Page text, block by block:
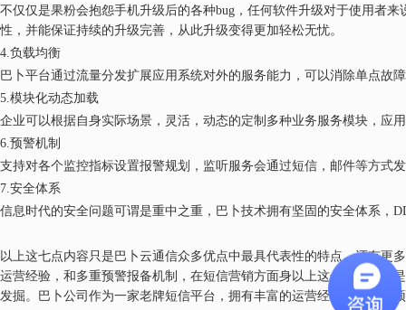
不仅仅是果粉会抱怨手机升级后的各种bug，任何软件升级对于使用者
性，并能保证持续的升级完善，从此升级变得更加轻松无忧。
4.负载均衡
巴卜平台通过流量分发扩展应用系统对外的服务能力，可以消除单点故
5.模块化动态加载
企业可以根据自身实际场景，灵活，动态的定制多种业务服务模块，应
6.预警机制
支持对各个监控指标设置报警规划，监听服务会通过短信，邮件等方式
7.安全体系
信息时代的安全问题可谓是重中之重，巴卜技术拥有坚固的安全体系，
以上这七点内容只是巴卜云通信众多优点中最具代表性的特点，还有更
运营经验，和多重预警报备机制，在短信营销方面身以上这七点内容只
发掘。巴卜公司作为一家老牌短信平台，拥有丰富的运营经验，和多重